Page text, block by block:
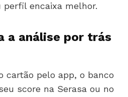
perfil encaixa melhor.
a análise por trás
cartão pelo app, o banco
score na Serasa ou no